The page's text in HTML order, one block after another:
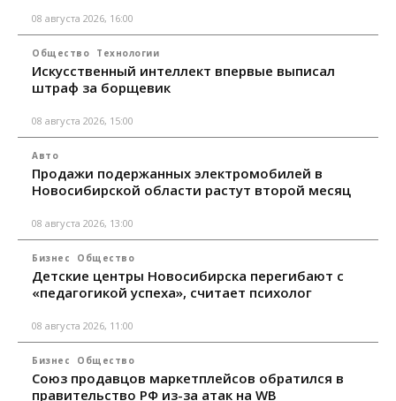
08 августа 2026, 16:00
Общество Технологии
Искусственный интеллект впервые выписал
штраф за борщевик
08 августа 2026, 15:00
Авто
Продажи подержанных электромобилей в
Новосибирской области растут второй месяц
08 августа 2026, 13:00
Бизнес Общество
Детские центры Новосибирска перегибают с
«педагогикой успеха», считает психолог
08 августа 2026, 11:00
Бизнес Общество
Союз продавцов маркетплейсов обратился в
правительство РФ из-за атак на WB